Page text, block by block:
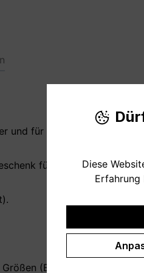
und für alle, die Hunde lieben.
für die Hundemama
(B x H):
Diese
Erfahrung